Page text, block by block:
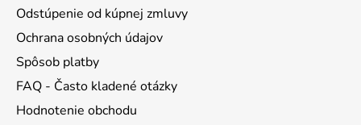
Odstúpenie od kúpnej zmluvy
Ochrana osobných údajov
Spôsob platby
FAQ - Často kladené otázky
Hodnotenie obchodu